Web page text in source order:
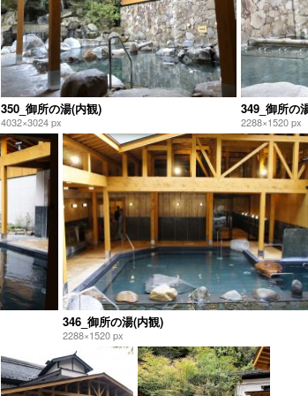
350_御所の湯(内観)
4032×3024 px
349_御所の
2288×1520 px
346_御所の湯(内観)
2288×1520 px